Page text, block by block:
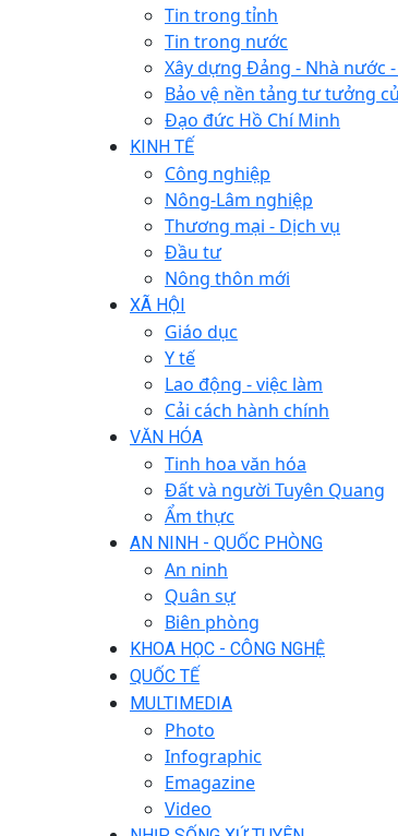
Tin trong tỉnh
Tin trong nước
Xây dựng Đảng - Nhà nước -
Bảo vệ nền tảng tư tưởng
Đạo đức Hồ Chí Minh
KINH TẾ
Công nghiệp
Nông-Lâm nghiệp
Thương mại - Dịch vụ
Đầu tư
Nông thôn mới
XÃ HỘI
Giáo dục
Y tế
Lao động - việc làm
Cải cách hành chính
VĂN HÓA
Tinh hoa văn hóa
Đất và người Tuyên Quang
Ẩm thực
AN NINH - QUỐC PHÒNG
An ninh
Quân sự
Biên phòng
KHOA HỌC - CÔNG NGHỆ
QUỐC TẾ
MULTIMEDIA
Photo
Infographic
Emagazine
Video